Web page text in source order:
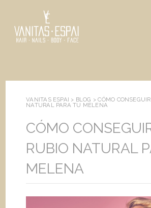
VANITAS ESPAI > BLOG >CÓMO
NATURAL PARA TU MELENA
CÓMO
RUBIO NATURAL
MELENA